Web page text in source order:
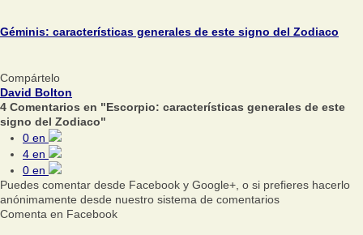
Géminis: características generales de este signo del Zodiaco
Compártelo
David Bolton
4 Comentarios en "Escorpio: características generales de este
signo del Zodiaco"
0 en
4 en
0 en
Puedes comentar desde Facebook y Google+, o si prefieres hacerlo
anónimamente desde nuestro sistema de comentarios
Comenta en Facebook